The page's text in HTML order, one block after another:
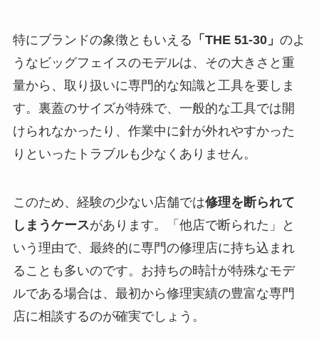
特にブランドの象徴ともいえる 「THE 51-30」 のよ
うなビッグフェイスのモデルは、その大きさと重
量から、取り扱いに専門的な知識と工具を要しま
す。裏蓋のサイズが特殊で、一般的な工具では開
けられなかったり、作業中に針が外れやすかった
りといったトラブルも少なくありません。
このため、経験の少ない店舗では修理を断られて
しまうケースがあります。「他店で断られた」と
いう理由で、最終的に専門の修理店に持ち込まれ
ることも多いのです。お持ちの時計が特殊なモデ
ルである場合は、最初から修理実績の豊富な専門
店に相談するのが確実でしょう。